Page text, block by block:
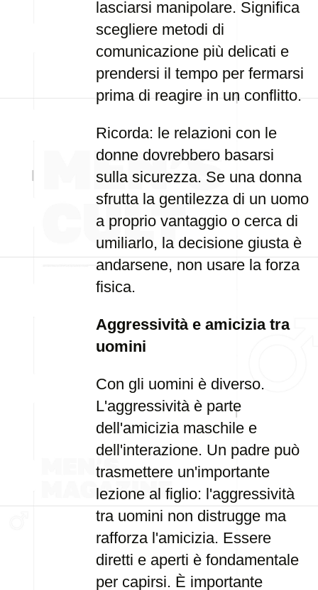
lasciarsi manipolare. Significa
scegliere metodi di
comunicazione più delicati e
prendersi il tempo per fermarsi
prima di reagire in un conflitto.
Ricorda: le relazioni con le
donne dovrebbero basarsi
sulla sicurezza. Se una donna
sfrutta la gentilezza di un uomo
a proprio vantaggio o cerca di
umiliarlo, la decisione giusta è
andarsene, non usare la forza
fisica.
Aggressività e amicizia tra
uomini
Con gli uomini è diverso.
L'aggressività è parte
dell'amicizia maschile e
dell'interazione. Un padre può
trasmettere un'importante
lezione al figlio: l'aggressività
tra uomini non distrugge ma
rafforza l'amicizia. Essere
diretti e aperti è fondamentale
per capirsi. È importante